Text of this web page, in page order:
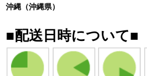
沖縄 （沖縄県）
■配送日時について■